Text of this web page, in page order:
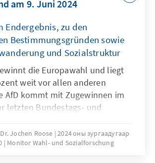
am 9. Juni 2024
Endergebnis, zu den
Bestimmungsgründen sowie
und Sozialstruktur
die Europawahl und liegt
weit vor allen anderen
AfD kommt mit Zugewinnen im
letzten Bundestags- und
Ergebnis bei einer
Wahl drittstärkste Kraft (13,9
Jochen Roose 2024 оны зургаадугаар
Monitor Wahl- und Sozialforschung